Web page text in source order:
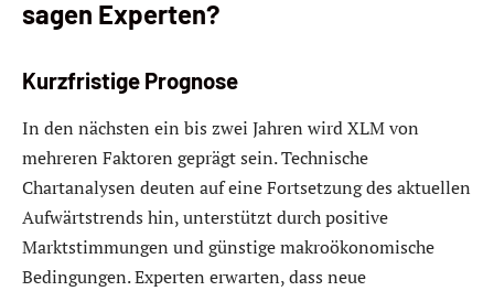
sagen Experten?
Kurzfristige Prognose
In den nächsten ein bis zwei Jahren wird XLM von
mehreren Faktoren geprägt sein. Technische
Chartanalysen deuten auf eine Fortsetzung des aktuellen
Aufwärtstrends hin, unterstützt durch positive
Marktstimmungen und günstige makroökonomische
Bedingungen. Experten erwarten, dass neue